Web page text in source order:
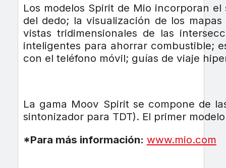
Los modelos Spirit de Mio incorporan
del dedo; la visualización de los
vistas tridimensionales de las
inteligentes para ahorrar combustible;
con el teléfono móvil; guías de viaje
La gama Moov Spirit se compone de
sintonizador para TDT). El primer
*Para más información: www.mio.com